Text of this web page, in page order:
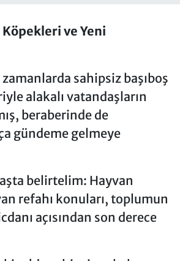
Köpekleri ve Yeni
sahipsiz başıboş
alakalı vatandaşların
beraberinde de
gündeme gelmeye
belirtelim: Hayvan
refahı konuları, toplumun
açısından son derece